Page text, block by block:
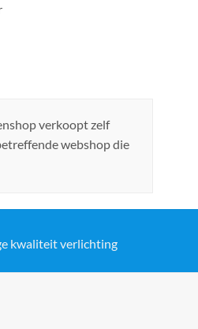
verkoopt zelf
webshop die
kwaliteit verlichting